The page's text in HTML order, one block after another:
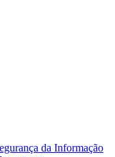
da Informação